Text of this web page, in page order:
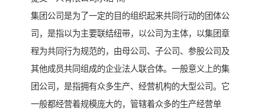
集团公司是为了一定的目的组织起来共同行动的团体公
司，是指以为主要联结纽带，以公司为主体，以集团章
程为共同行为规范的，由母公司、子公司、参股公司及
其他成员共同组成的企业法人联合体。一般意义上的集
团公司，是指拥有众多生产、经营机构的大型公司。它
一般都经营着规模庞大的，管辖着众多的生产经营单